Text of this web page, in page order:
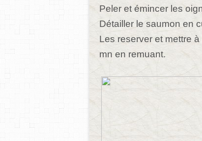
Peler et émincer les
Détailler le saumon en
Les reserver et mettre
mn en remuant.